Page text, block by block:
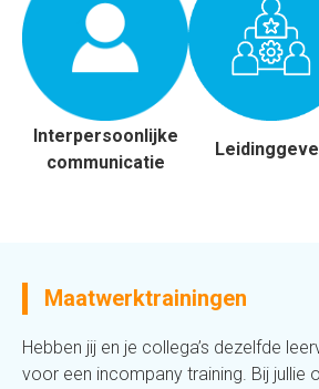
Interpersoonlijke
communicatie
Maatwerktrainingen
Hebben jij en je collega’s dezelfde
voor een incompany training. Bij jullie